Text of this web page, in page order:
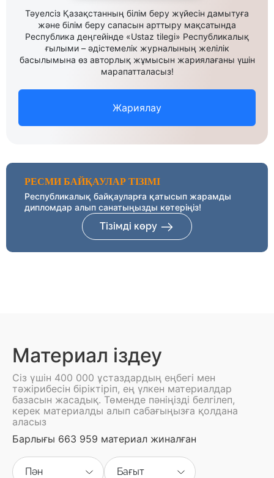
Тәуелсіз Қазақстанның білім беру жүйесін дамытуға
және білім беру сапасын арттыру мақсатында
Республика деңгейінде «Ustaz tilegi» Республикалық
ғылыми – әдістемелік журналының желілік
басылымына өз авторлық жұмысын жариялағаны үшін
марапатталасыз!
Жариялау
РЕСМИ БАЙҚАУЛАР ТІЗІМІ
Республикалық байқауларға қатысып жарамды
дипломдар алып санатыңызды көтеріңіз!
Тізімді көру
Материал іздеу
Сіз үшін 400 000 ұстаздардың еңбегі мен
тәжірибесін біріктіріп, ең үлкен материалдар
базасын жасадық. Төменде пәніңізді белгілеп,
керек материалды алып сабағыңызға қолдана
аласыз
Барлығы 663 959 материал жиналған
Пән Бағыт